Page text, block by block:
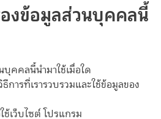
งข้อมูลส่วนบุคคลนี้
คคลนี้นำมาใช้เมื่อใด
ารที่เรารวบรวมและใช้ข้อมูลของ
เว็บไซต์ โปรแกรม